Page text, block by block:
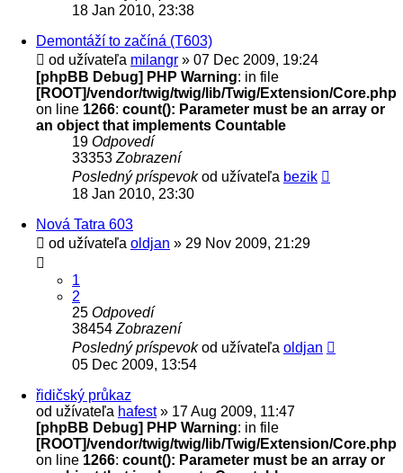
18 Jan 2010, 23:38
Demontáží to začíná (T603)
od užívateľa milangr » 07 Dec 2009, 19:24
[phpBB Debug] PHP Warning: in file
[ROOT]/vendor/twig/twig/lib/Twig/Extension/Core.php
on line 1266: count(): Parameter must be an array or
an object that implements Countable
19 Odpovedí
33353 Zobrazení
Posledný príspevokod užívateľa bezik
18 Jan 2010, 23:30
Nová Tatra 603
od užívateľa oldjan » 29 Nov 2009, 21:29
1
2
25 Odpovedí
38454 Zobrazení
Posledný príspevokod užívateľa oldjan
05 Dec 2009, 13:54
řidičský průkaz
od užívateľa hafest» 17 Aug 2009, 11:47
[phpBB Debug] PHP Warning: in file
[ROOT]/vendor/twig/twig/lib/Twig/Extension/Core.php
on line 1266: count(): Parameter must be an array or